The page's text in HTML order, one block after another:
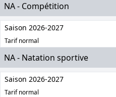
NA - Compétition
Saison 2026-2027
Tarif normal
NA - Natation sportive
Saison 2026-2027
Tarif normal